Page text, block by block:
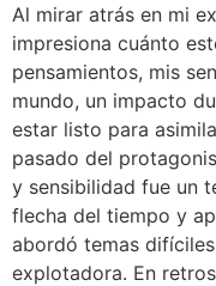
Al mirar atrás en mi
impresiona cuánto
pensamientos, mis
mundo, un impacto
estar listo para
pasado del
y sensibilidad fue un
flecha del tiempo y
abordó temas
explotadora. En